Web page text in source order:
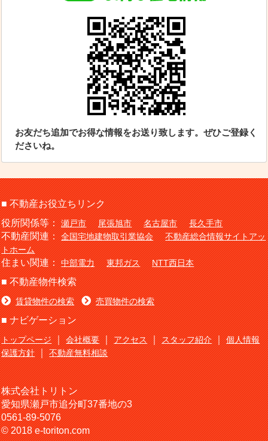
お友だち追加でお得な情報をお送り致します。ぜひご登録く
ださいね。
■ 不動産お役立ちリンク
役所関係等：瀬戸市 尾張旭市 名古屋市 長久手市
不動産関連：全国宅地建物取引業協会
不動産総合情報サイトアッ
トホーム
住まい関連：中部電力 東邦ガス NTT西日本
■ 不動産物件検索
賃貸物件の検索 売買物件の検索
■ ナビゲーション
トップページ｜会社概要｜アクセス｜スタッフ紹介｜個人情報
保護方針｜不動産無料相談
株式会社トリトン
愛知県瀬戸市追分町37番地の3
0561-89-5076
© 2018 e-toriton.com